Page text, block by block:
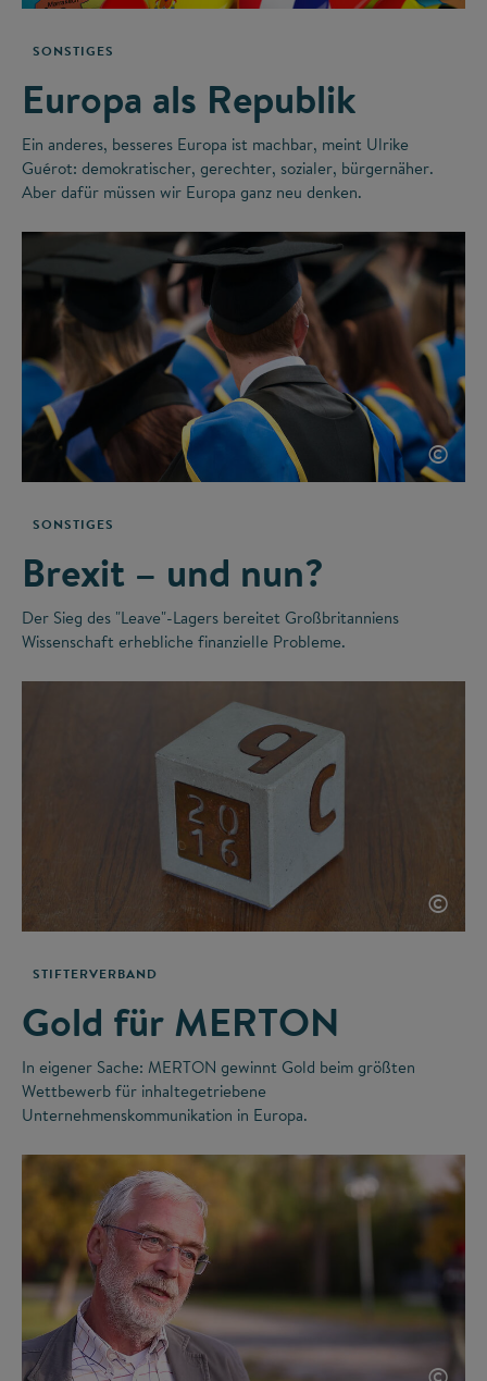
SONSTIGES
Europa als Republik
Ein anderes, besseres Europa ist machbar, meint Ulrike
Guérot: demokratischer, gerechter, sozialer, bürgernäher.
Aber dafür müssen wir Europa ganz neu denken.
©
SONSTIGES
Brexit – und nun?
Der Sieg des "Leave"-Lagers bereitet Großbritanniens
Wissenschaft erhebliche finanzielle Probleme.
©
STIFTERVERBAND
Gold für MERTON
In eigener Sache: MERTON gewinnt Gold beim größten
Wettbewerb für inhaltegetriebene
Unternehmenskommunikation in Europa.